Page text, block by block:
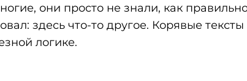
они просто не знали, как
здесь что-то другое. Корявые тексты
логике.